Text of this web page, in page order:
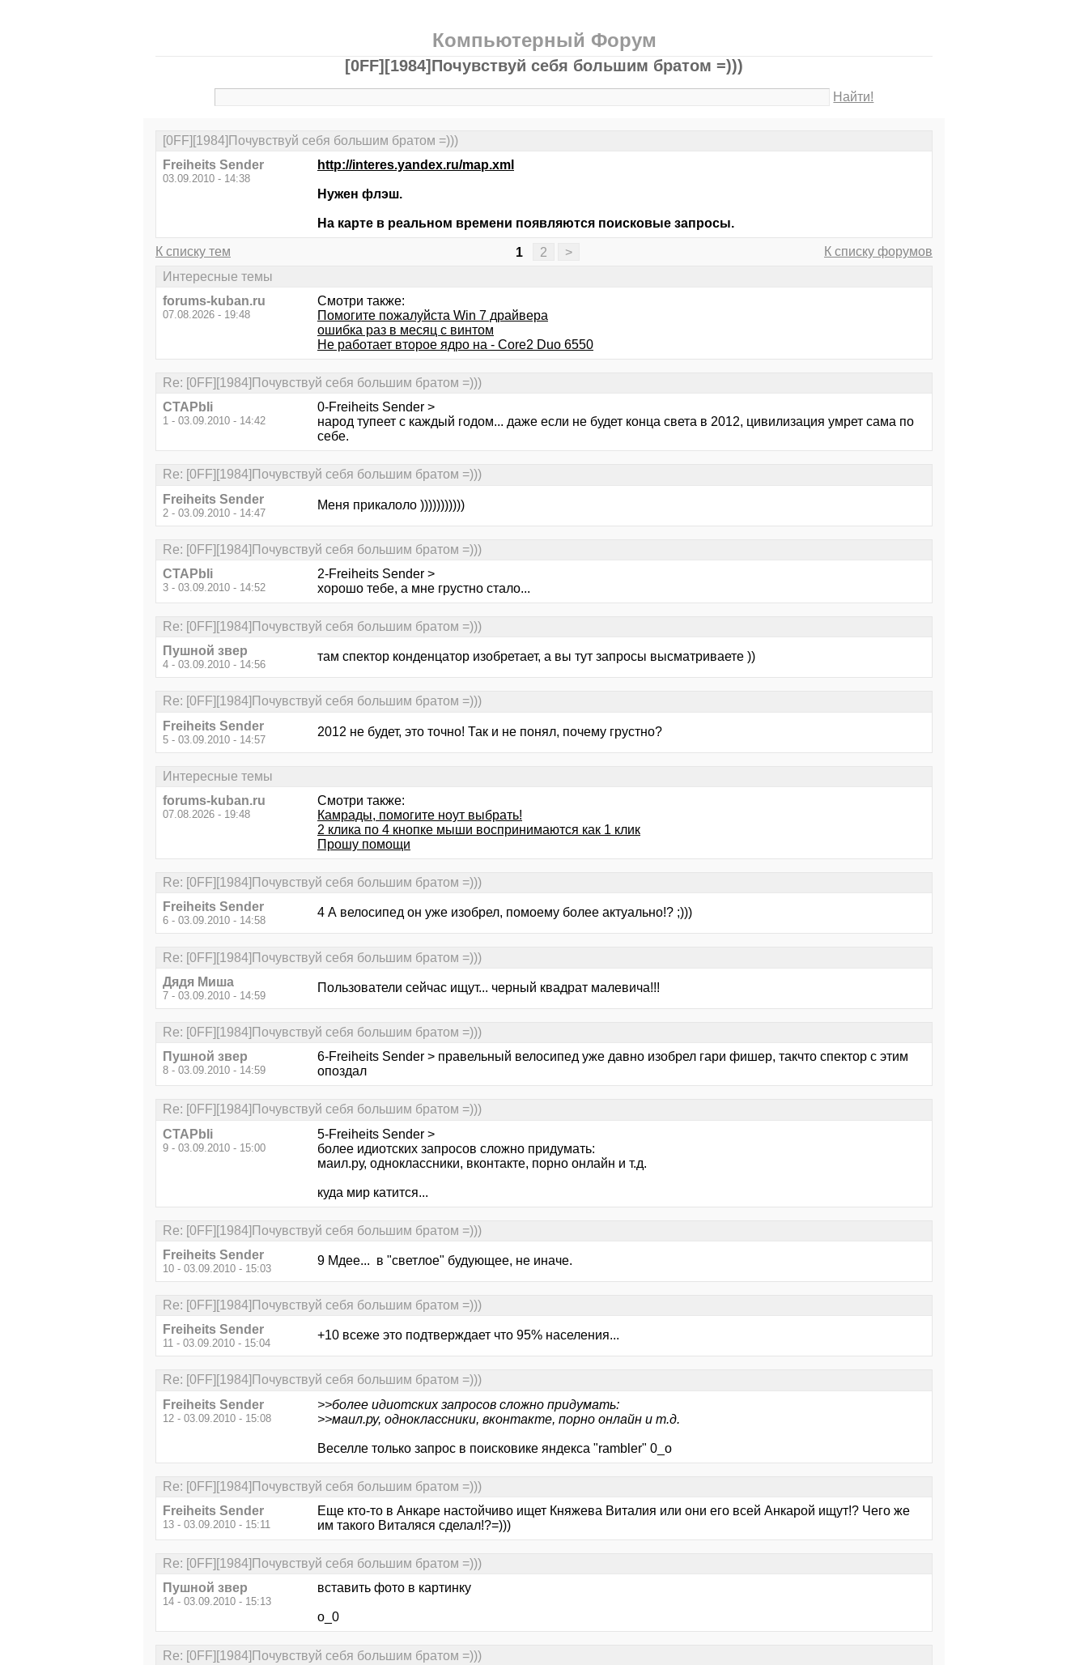
Компьютерный Форум
[0FF][1984]Почувствуй себя большим братом =)))
Найти!
[0FF][1984]Почувствуй себя большим братом =)))
Freiheits Sender
03.09.2010 - 14:38
http://interes.yandex.ru/map.xml
Нужен флэш.
На карте в реальном времени появляются поисковые запросы.
К списку тем 1 2 >
К списку форумов
Интересные темы
forums-kuban.ru
07.08.2026 - 19:48
Смотри также:
Помогите пожалуйста Win 7 драйвера
ошибка раз в месяц с винтом
Не работает второе ядро на - Core2 Duo 6550
Re: [0FF][1984]Почувствуй себя большим братом =)))
CTAPbIi
1 - 03.09.2010 - 14:42
0-Freiheits Sender >
народ тупеет с каждый годом... даже если не будет конца света в 2012, цивилизация умрет сама по
себе.
Re: [0FF][1984]Почувствуй себя большим братом =)))
Freiheits Sender
2 - 03.09.2010 - 14:47
Меня прикалоло )))))))))))
Re: [0FF][1984]Почувствуй себя большим братом =)))
CTAPbIi
3 - 03.09.2010 - 14:52
2-Freiheits Sender >
хорошо тебе, а мне грустно стало...
Re: [0FF][1984]Почувствуй себя большим братом =)))
Пушной звер
4 - 03.09.2010 - 14:56
там спектор конденцатор изобретает, а вы тут запросы высматриваете ))
Re: [0FF][1984]Почувствуй себя большим братом =)))
Freiheits Sender
5 - 03.09.2010 - 14:57
2012 не будет, это точно! Так и не понял, почему грустно?
Интересные темы
forums-kuban.ru
07.08.2026 - 19:48
Смотри также:
Камрады, помогите ноут выбрать!
2 клика по 4 кнопке мыши воспринимаются как 1 клик
Прошу помощи
Re: [0FF][1984]Почувствуй себя большим братом =)))
Freiheits Sender
6 - 03.09.2010 - 14:58
4 А велосипед он уже изобрел, помоему более актуально!? ;)))
Re: [0FF][1984]Почувствуй себя большим братом =)))
Дядя Миша
7 - 03.09.2010 - 14:59
Пользователи сейчас ищут... черный квадрат малевича!!!
Re: [0FF][1984]Почувствуй себя большим братом =)))
Пушной звер
8 - 03.09.2010 - 14:59
6-Freiheits Sender > правельный велосипед уже давно изобрел гари фишер, такчто спектор с этим
опоздал
Re: [0FF][1984]Почувствуй себя большим братом =)))
CTAPbIi
9 - 03.09.2010 - 15:00
5-Freiheits Sender >
более идиотских запросов сложно придумать:
маил.ру, одноклассники, вконтакте, порно онлайн и т.д.
куда мир катится...
Re: [0FF][1984]Почувствуй себя большим братом =)))
Freiheits Sender
10 - 03.09.2010 - 15:03
9 Мдее... в "светлое" будующее, не иначе.
Re: [0FF][1984]Почувствуй себя большим братом =)))
Freiheits Sender
11 - 03.09.2010 - 15:04
+10 всеже это подтверждает что 95% населения...
Re: [0FF][1984]Почувствуй себя большим братом =)))
Freiheits Sender
12 - 03.09.2010 - 15:08
>>более идиотских запросов сложно придумать:
>>маил.ру, одноклассники, вконтакте, порно онлайн и т.д.
Веселле только запрос в поисковике яндекса "rambler" 0_о
Re: [0FF][1984]Почувствуй себя большим братом =)))
Freiheits Sender
13 - 03.09.2010 - 15:11
Еще кто-то в Анкаре настойчиво ищет Княжева Виталия или они его всей Анкарой ищут!? Чего же
им такого Виталяся сделал!?=)))
Re: [0FF][1984]Почувствуй себя большим братом =)))
Пушной звер
14 - 03.09.2010 - 15:13
вставить фото в картинку
о_0
Re: [0FF][1984]Почувствуй себя большим братом =)))